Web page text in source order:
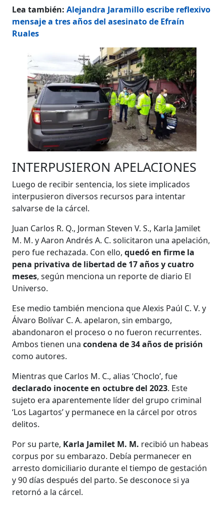
Lea también:Alejandra Jaramillo escribe reflexivo
mensaje a tres años del asesinato de Efraín
Ruales
INTERPUSIERON APELACIONES
Luego de recibir sentencia, los siete implicados
interpusieron diversos recursos para intentar
salvarse de la cárcel.
Juan Carlos R. Q., Jorman Steven V. S., Karla Jamilet
M. M. y Aaron Andrés A. C. solicitaron una apelación,
pero fue rechazada. Con ello,quedó en firme la
pena privativa de libertad de 17 años y cuatro
meses, según menciona un reporte de diario El
Universo.
Ese medio también menciona que Alexis Paúl C. V. y
Álvaro Bolívar C. A. apelaron, sin embargo,
abandonaron el proceso o no fueron recurrentes.
Ambos tienen unacondena de 34 años de prisión
como autores.
Mientras que Carlos M. C., alias ‘Choclo’, fue
declarado inocente en octubre del 2023. Este
sujeto era aparentemente líder del grupo criminal
‘Los Lagartos’ y permanece en la cárcel por otros
delitos.
Por su parte, Karla Jamilet M. M. recibió un habeas
corpus por su embarazo. Debía permanecer en
arresto domiciliario durante el tiempo de gestación
y 90 días después del parto. Se desconoce si ya
retornó a la cárcel.